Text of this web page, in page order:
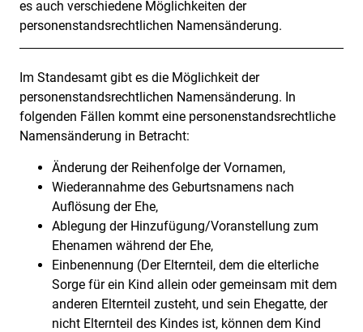
es auch verschiedene Möglichkeiten der
personenstandsrechtlichen Namensänderung.
Beschreibung
Im Standesamt gibt es die Möglichkeit der
personenstandsrechtlichen Namensänderung. In
folgenden Fällen kommt eine personenstandsrechtliche
Namensänderung in Betracht:
Änderung der Reihenfolge der Vornamen,
Wiederannahme des Geburtsnamens nach
Auflösung der Ehe,
Ablegung der Hinzufügung/Voranstellung zum
Ehenamen während der Ehe,
Einbenennung (Der Elternteil, dem die elterliche
Sorge für ein Kind allein oder gemeinsam mit dem
anderen Elternteil zusteht, und sein Ehegatte, der
nicht Elternteil des Kindes ist, können dem Kind